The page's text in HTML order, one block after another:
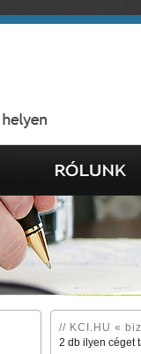
// KCI.HU «
2 db ilyen céget